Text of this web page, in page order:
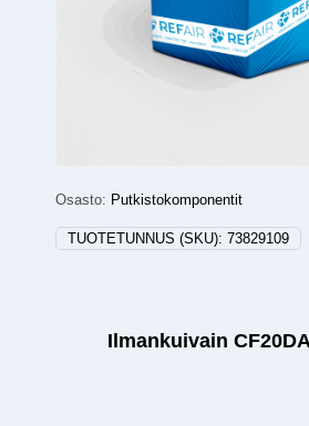
Osasto: Putkistokomponentit
TUOTETUNNUS (SKU): 73829109
Ilmankuivain